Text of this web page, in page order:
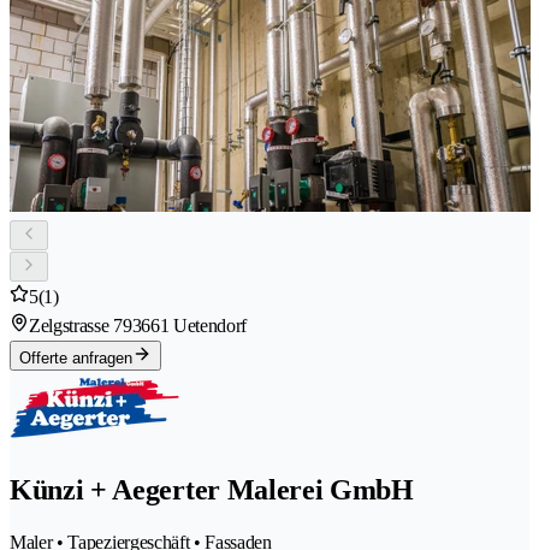
5(1)
Zelgstrasse 793661 Uetendorf
Offerte anfragen
Künzi + Aegerter Malerei GmbH
Maler • Tapeziergeschäft • Fassaden